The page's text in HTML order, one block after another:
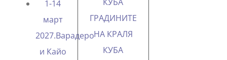
1-14
март
2027.Варадеро
и Кайо
ГРАДИНИТЕ
НА КРАЛЯ
КУБА